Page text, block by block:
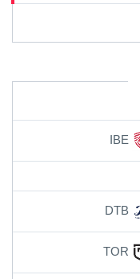
IBE
DTB
TOR